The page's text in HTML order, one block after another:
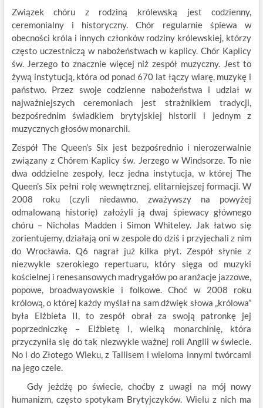
Związek chóru z rodziną królewską jest codzienny,
ceremonialny i historyczny. Chór regularnie śpiewa w
obecności króla i innych członków rodziny królewskiej, którzy
często uczestniczą w nabożeństwach w kaplicy. Chór Kaplicy
św. Jerzego to znacznie więcej niż zespół muzyczny. Jest to
żywą instytucją, która od ponad 670 lat łączy wiarę, muzykę i
państwo. Przez swoje codzienne nabożeństwa i udział w
najważniejszych ceremoniach jest strażnikiem tradycji,
bezpośrednim świadkiem brytyjskiej historii i jednym z
muzycznych głosów monarchii.
Zespół The Queen’s Six jest bezpośrednio i nierozerwalnie
związany z Chórem Kaplicy św. Jerzego w Windsorze. To nie
dwa oddzielne zespoły, lecz jedna instytucja, w której The
Queen’s Six pełni rolę wewnętrznej, elitarniejszej formacji. W
2008 roku (czyli niedawno, zważywszy na powyżej
odmalowaną historię) założyli ją dwaj śpiewacy głównego
chóru – Nicholas Madden i Simon Whiteley. Jak łatwo się
zorientujemy, działają oni w zespole do dziś i przyjechali z nim
do Wrocławia. Q6 nagrał już kilka płyt. Zespół słynie z
niezwykle szerokiego repertuaru, który sięga od muzyki
kościelnej i renesansowych madrygałów po aranżacje jazzowe,
popowe, broadwayowskie i folkowe. Choć w 2008 roku
królową, o której każdy myślał na sam dźwięk słowa „królowa”
była Elżbieta II, to zespół obrał za swoją patronkę jej
poprzedniczkę – Elżbietę I, wielką monarchinię, która
przyczyniła się do tak niezwykle ważnej roli Anglii w świecie.
No i do Złotego Wieku, z Tallisem i wieloma innymi twórcami
na jego czele.
Gdy jeżdżę po świecie, choćby z uwagi na mój nowy
humanizm, często spotykam Brytyjczyków. Wielu z nich ma